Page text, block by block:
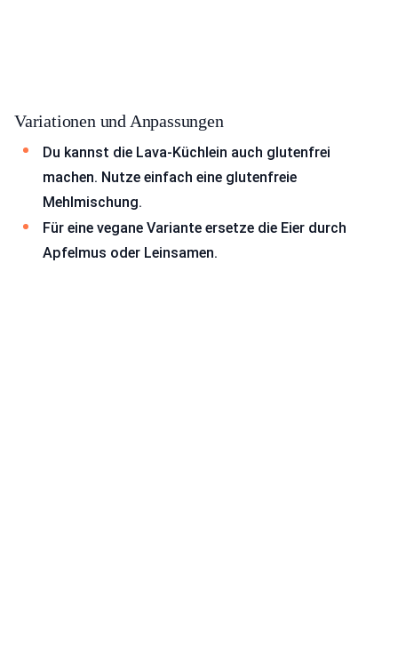
Variationen und Anpassungen
Du kannst die Lava-Küchlein auch glutenfrei
machen. Nutze einfach eine glutenfreie
Mehlmischung.
Für eine vegane Variante ersetze die Eier durch
Apfelmus oder Leinsamen.